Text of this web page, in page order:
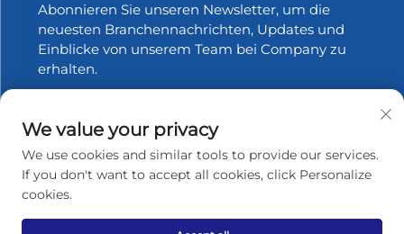
Abonnieren Sie unseren Newsletter, um die
neuesten Branchennachrichten, Updates und
Einblicke von unserem Team bei Company zu
erhalten.
Urheberrecht © 2025 Zhangjiagang Xinfang Packaging
We value your privacy
We use cookies and similar tools to provide our services.
If you don't want to accept all cookies, click Personalize
cookies.